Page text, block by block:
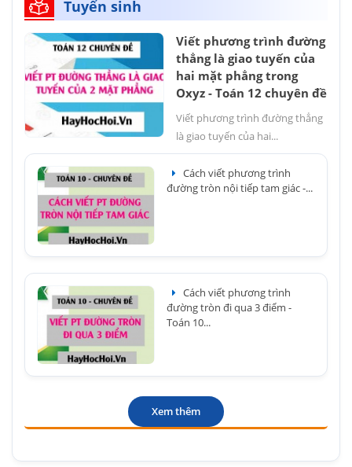
Tuyển sinh
Viết phương trình đường
thẳng là giao tuyến của
hai mặt phẳng trong
Oxyz - Toán 12 chuyên đề
Viết phương trình đường thẳng
là giao tuyến của hai...
Cách viết phương trình
đường tròn nội tiếp tam giác -...
Cách viết phương trình
đường tròn đi qua 3 điểm -
Toán 10...
Xem thêm